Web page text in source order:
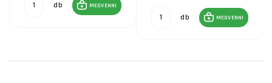
db MEGVENNI
db MEGVENNI